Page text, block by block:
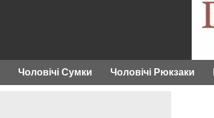
Чоловічі Сумки Чоловічі Рюкзаки